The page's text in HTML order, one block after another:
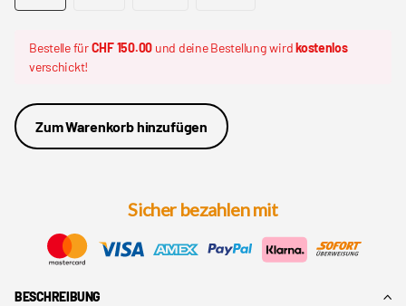
Bestelle fürCHF 150.00 und deine Bestellung wirdkostenlos
verschickt!
Zum Warenkorb hinzufügen
Sicher bezahlen mit
BESCHREIBUNG